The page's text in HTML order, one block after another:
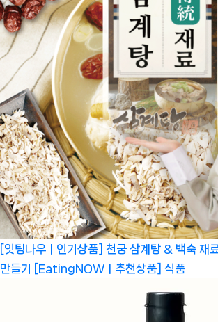
[잇팅나우ㅣ인기상품] 천궁 삼계탕 & 백숙 재
만들기 [EatingNOWㅣ추천상품] 식품